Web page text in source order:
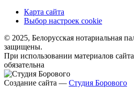
Карта сайта
Выбор настроек cookie
© 2025, Белорусская нотариальная
защищены.
При использовании материалов
обязательна
Создание сайта — Студия Борового